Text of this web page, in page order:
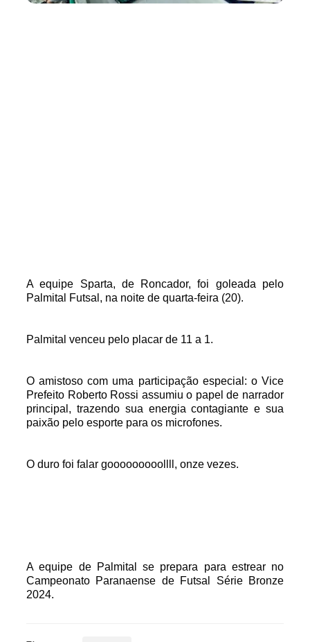
A equipe Sparta, de Roncador, foi goleada pelo
Palmital Futsal, na noite de quarta-feira (20).
Palmital venceu pelo placar de 11 a 1.
O amistoso com uma participação especial: o Vice
Prefeito Roberto Rossi assumiu o papel de narrador
principal, trazendo sua energia contagiante e sua
paixão pelo esporte para os microfones.
O duro foi falar gooooooooollll, onze vezes.
A equipe de Palmital se prepara para estrear no
Campeonato Paranaense de Futsal Série Bronze
2024.